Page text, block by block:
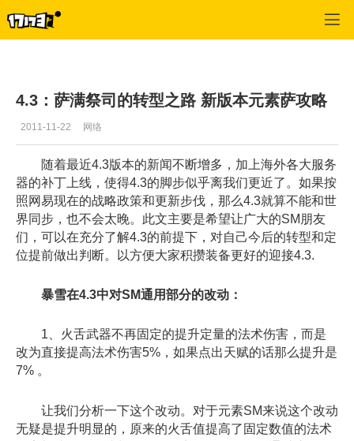
4.3：萨满祭司的转型之路 新版本元素萨攻略
2011-11-22 网络
随着最近4.3版本的新闻不断增多，加上海外各大服务
器的补丁上线，使得4.3的脚步似乎离我们更近了。如果按
照网易现在的战略政策和更新步伐，那么4.3就算不能和世
界同步，也不会太晚。此文主要是希望让广大的SM朋友
们，可以在充分了解4.3的前提下，对自己今后的转型和定
位提前做出判断。以方便大家积攒装备更好的迎接4.3.
暴雪在4.3中对SM通用部分的改动：
1、火舌武器不再固定的提升定量的法术伤害，而是
改为直接提高法术伤害5%，如果点出天赋的话那么提升是
7% 。
让我们分析一下这个改动。对于元素SM来说这个改动
无疑是提升明显的，原来的火舌值提高了固定数值的法术